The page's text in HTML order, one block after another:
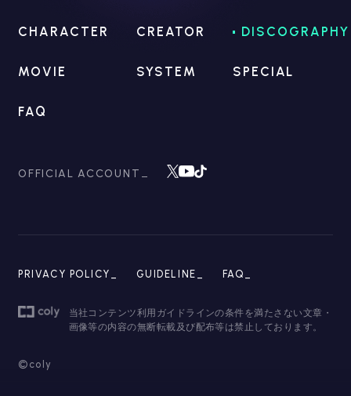
CHARACTER CREATOR DISCOGRAPHY
MOVIE SYSTEM SPECIAL
FAQ
OFFICIAL ACCOUNT
PRIVACY POLICY_ GUIDELINE_ FAQ_
©coly
当社コンテンツ利用ガイドラインの条件を満たさない文章・
画像等の内容の無断転載及び配布等は禁止しております。